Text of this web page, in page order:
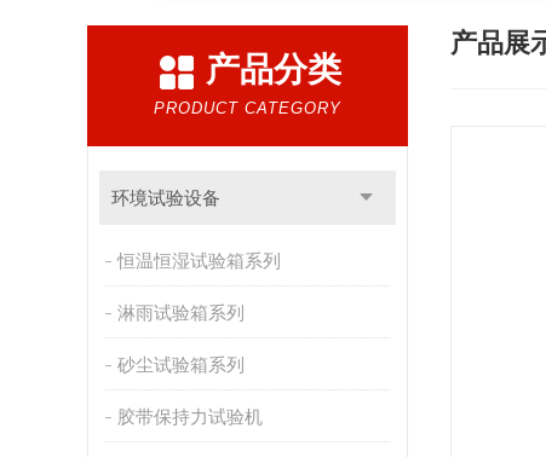
产品分类
PRODUCT CATEGORY
环境试验设备
恒温恒湿试验箱系列
淋雨试验箱系列
砂尘试验箱系列
胶带保持力试验机
产品展